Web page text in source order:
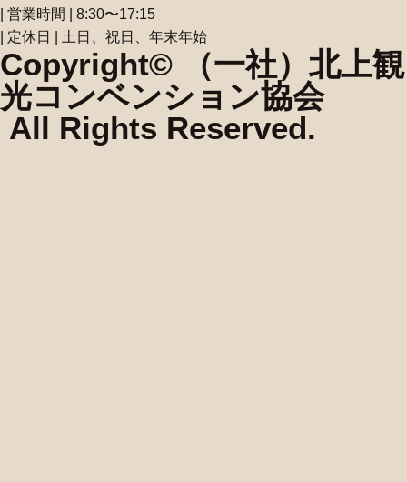
| 営業時間 | 8:30〜17:15
| 定休日 | 土日、祝日、年末年始
Copyright© （一社）北上観
光コンベンション協会
All Rights Reserved.